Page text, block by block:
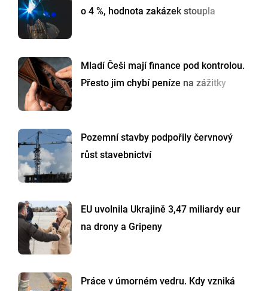
o 4 %, hodnota zakázek stoupla
Mladí Češi mají finance pod kontrolou.
Přesto jim chybí peníze na zážitky
Pozemní stavby podpořily červnový
růst stavebnictví
EU uvolnila Ukrajině 3,47 miliardy eur
na drony a Gripeny
Práce v úmorném vedru. Kdy vzniká